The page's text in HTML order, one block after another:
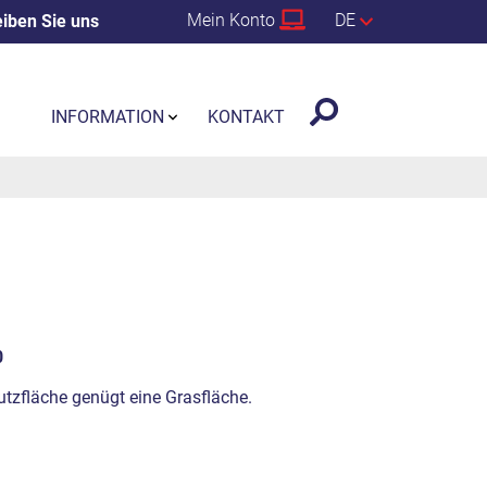
Sie uns Mein Konto DE
genügt eine Grasfläche.
INFORMATION KONTAKT